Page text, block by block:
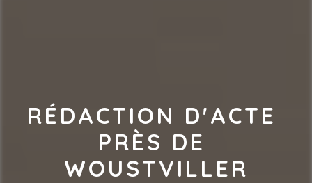
RÉDACTION D'ACTE
PRÈS DE
WOUSTVILLER